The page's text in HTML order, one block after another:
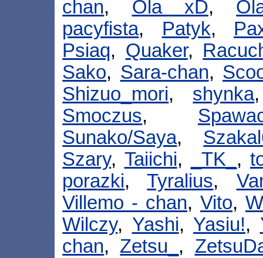
chan, Ola xD,
pacyfista, Patyk,
Psiaq, Quaker,
Sako, Sara-chan,
Shizuo_mori, shynka
Smoczus,
Sunako/Saya,
Szary, Taiichi, _TK_ ,
porazki,Tyralius,
Villemo - chan, Vito,
Wilczy, Yashi, Yasiu!,
chan, Zetsu_ ,